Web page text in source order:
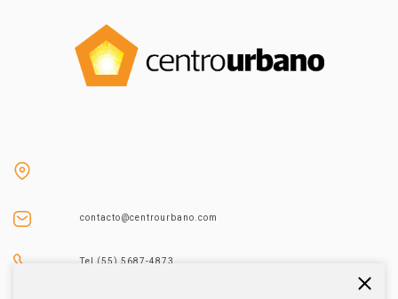
contacto@centrourbano.com
Tel (55) 5687-4873